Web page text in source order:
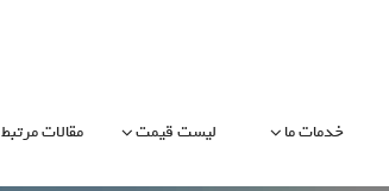
خدمات ما لیست قیمت مقالات مرتبط